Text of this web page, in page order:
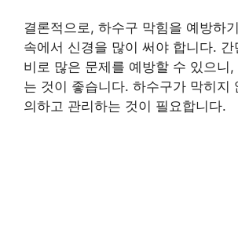
결론적으로, 하수구 막힘을 예방하
속에서 신경을 많이 써야 합니다. 간
비로 많은 문제를 예방할 수 있으니
는 것이 좋습니다. 하수구가 막히지
의하고 관리하는 것이 필요합니다.